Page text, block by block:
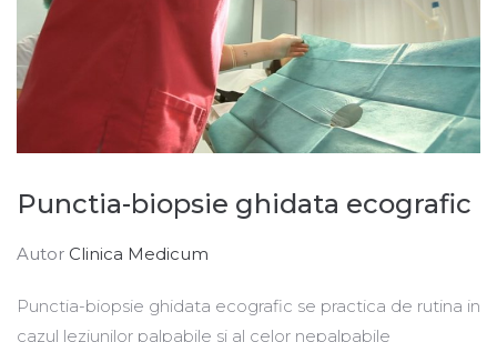
Punctia-biopsie ghidata ecografic
Autor Clinica Medicum
Punctia-biopsie ghidata ecografic se practica de rutina in
cazul leziunilor palpabile si al celor nepalpabile